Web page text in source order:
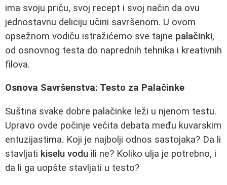
ima svoju priču, svoj recept i svoj način da ovu
jednostavnu deliciju učini savršenom. U ovom
opsežnom vodiču istražićemo sve tajne palačinki,
od osnovnog testa do naprednih tehnika i kreativnih
filova.
Osnova Savršenstva: Testo za Palačinke
Suština svake dobre palačinke leži u njenom testu.
Upravo ovde počinje večita debata među kuvarskim
entuzijastima. Koji je najbolji odnos sastojaka? Da li
stavljati kiselu vodu ili ne? Koliko ulja je potrebno, i
da li ga uopšte stavljati u testo?